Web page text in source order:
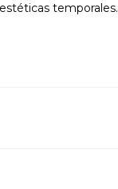
temporales.